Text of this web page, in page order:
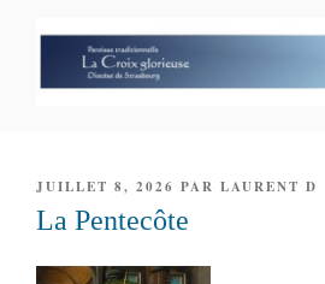
PUBLIÉ
LE
JUILLET 8, 2026 PAR LAURENT D
La Pentecôte